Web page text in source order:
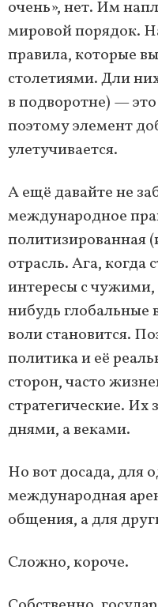
очень», нет. Им
мировой порядок.
правила, которые
столетиями. Дли
в подворотне) —
поэтому элемент
улетучивается.
А ещё давайте не
международное
политизированная
отрасль. Ага, когда
интересы с чужими,
нибудь глобальные
воли становится.
политика и её
сторон, часто
стратегические. Их
днями, а веками.
Но вот досада, для
международная
общения, а для
Сложно, короче.